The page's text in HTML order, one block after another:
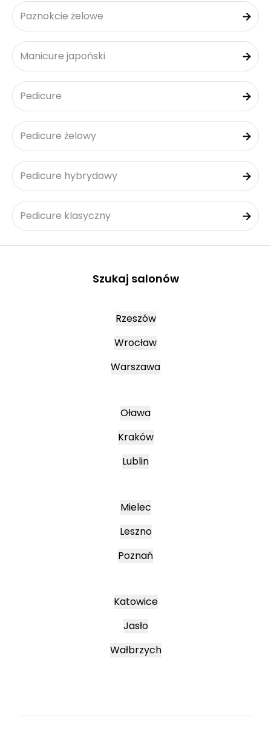
Paznokcie żelowe
Manicure japoński
Pedicure
Pedicure żelowy
Pedicure hybrydowy
Pedicure klasyczny
Szukaj salonów
Rzeszów
Wrocław
Warszawa
Oława
Kraków
Lublin
Mielec
Leszno
Poznań
Katowice
Jasło
Wałbrzych